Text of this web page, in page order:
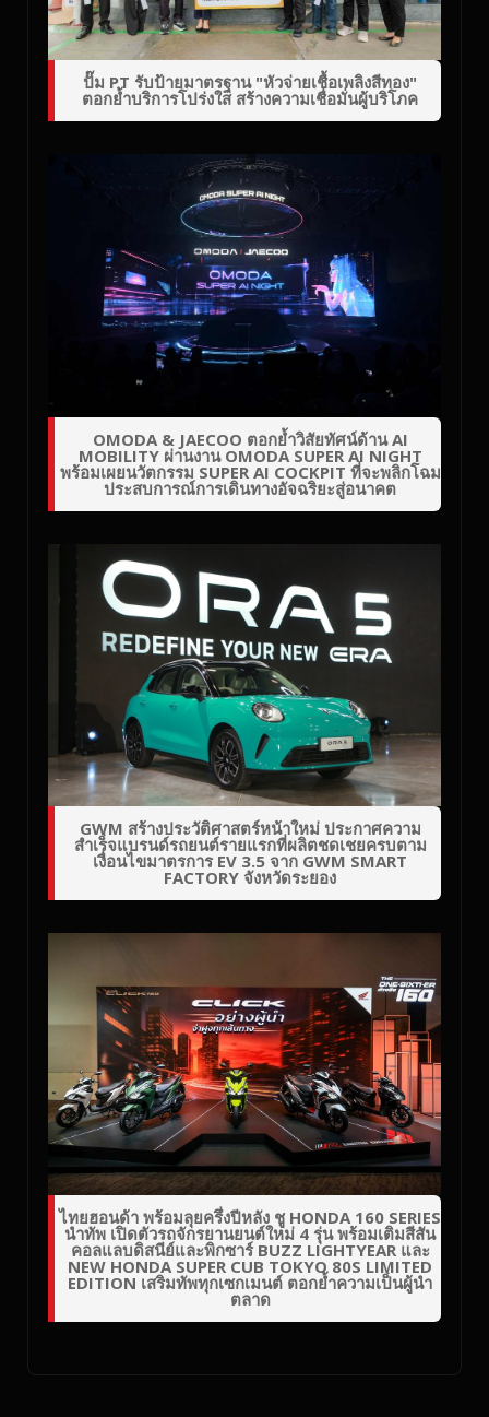
ปั๊ม PT รับป้ายมาตรฐาน "หัวจ่ายเชื้อเพลิงสีทอง"
ตอกย้ำบริการโปร่งใส สร้างความเชื่อมั่นผู้บริโภค
OMODA & JAECOO ตอกย้ำวิสัยทัศน์ด้าน AI
MOBILITY ผ่านงาน OMODA SUPER AI NIGHT
พร้อมเผยนวัตกรรม SUPER AI COCKPIT ที่จะพลิกโฉม
ประสบการณ์การเดินทางอัจฉริยะสู่อนาคต
GWM สร้างประวัติศาสตร์หน้าใหม่ ประกาศความ
สำเร็จแบรนด์รถยนต์รายแรกที่ผลิตชดเชยครบตาม
เงื่อนไขมาตรการ EV 3.5 จาก GWM SMART
FACTORY จังหวัดระยอง
ไทยฮอนด้า พร้อมลุยครึ่งปีหลัง ชู HONDA 160 SERIES
นำทัพ เปิดตัวรถจักรยานยนต์ใหม่ 4 รุ่น พร้อมเติมสีสัน
คอลแลบดิสนีย์และพิกซาร์ BUZZ LIGHTYEAR และ
NEW HONDA SUPER CUB TOKYO 80S LIMITED
EDITION เสริมทัพทุกเซกเมนต์ ตอกย้ำความเป็นผู้นำ
ตลาด